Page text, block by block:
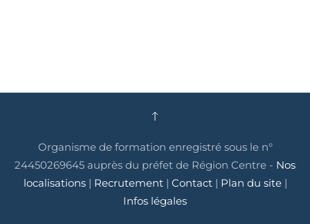
Organisme de formation enregistré sous le n°
24450269645 auprès du préfet de Région Centre - Nos
localisations| Recrutement| Contact | Plan du site|
Infos légales